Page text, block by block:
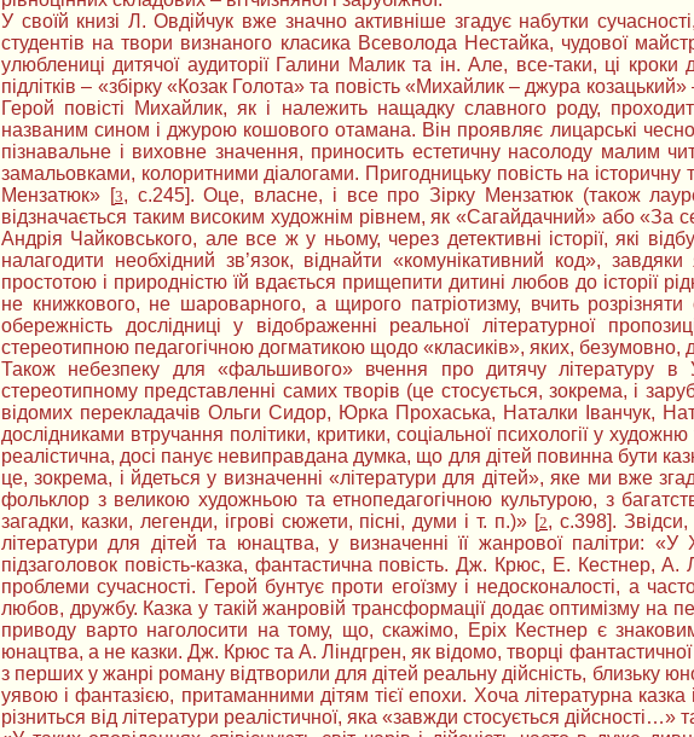
У своїй книзі Л. Овдійчук вже значно активніше згадує набутки
студентів на твори визнаного класика Всеволода Нестайка, чудової
улюблениці дитячої аудиторії Галини Малик та ін. Але, все-таки, ці кроки
підлітків – «збірку «Козак Голота» та повість «Михайлик – джура
Герой повісті Михайлик, як і належить нащадку славного роду,
названим сином і джурою кошового отамана. Він проявляє лицарські
пізнавальне і виховне значення, приносить естетичну насолоду малим
замальовками, колоритними діалогами. Пригодницьку повість на історичну
Мензатюк» [3, с.245]. Оце, власне, і все про Зірку Мензатюк (також
відзначається таким високим художнім рівнем, як «Сагайдачний» або «За
Андрія Чайковського, але все ж у ньому, через детективні історії, які
налагодити необхідний зв’язок, віднайти «комунікативний код»,
простотою і природністю їй вдається прищепити дитині любов до історії
не книжкового, не шароварного, а щирого патріотизму, вчить
обережність дослідниці у відображенні реальної літературної
стереотипною педагогічною догматикою щодо «класиків», яких,
Також небезпеку для «фальшивого» вчення про дитячу літературу в
стереотипному представленні самих творів (це стосується, зокрема, і
відомих перекладачів Ольги Сидор, Юрка Прохаська, Наталки Іванчук,
дослідниками втручання політики, критики, соціальної психології у
реалістична, досі панує невиправдана думка, що для дітей повинна бути
це, зокрема, і йдеться у визначенні «літератури для дітей», яке ми вже
фольклор з великою художньою та етнопедагогічною культурою, з
загадки, казки, легенди, ігрові сюжети, пісні, думи і т. п.)» [2, с.398]. Звідси,
літератури для дітей та юнацтва, у визначенні її жанрової палітри:
підзаголовок повість-казка, фантастична повість. Дж. Крюс, Е. Кестнер, А.
проблеми сучасності. Герой бунтує проти егоїзму і недосконалості, а
любов, дружбу. Казка у такій жанровій трансформації додає оптимізму на
приводу варто наголосити на тому, що, скажімо, Еріх Кестнер є
юнацтва, а не казки. Дж. Крюс та А. Ліндгрен, як відомо, творці
з перших у жанрі роману відтворили для дітей реальну дійсність, близьку
уявою і фантазією, притаманними дітям тієї епохи. Хоча літературна
різниться від літератури реалістичної, яка «завжди стосується